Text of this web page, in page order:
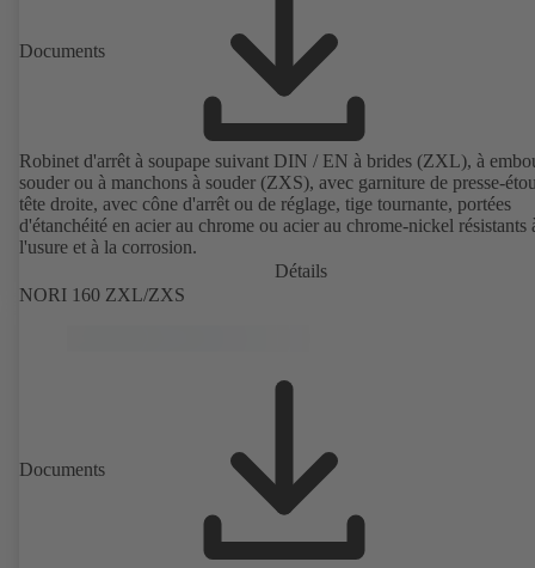
Documents
Robinet d'arrêt à soupape suivant DIN / EN à brides (ZXL), à
souder ou à manchons à souder (ZXS), avec garniture de presse-
tête droite, avec cône d'arrêt ou de réglage, tige tournante, portées
d'étanchéité en acier au chrome ou acier au chrome-nickel résistants
l'usure et à la corrosion.
Détails
NORI 160 ZXL/ZXS
Documents